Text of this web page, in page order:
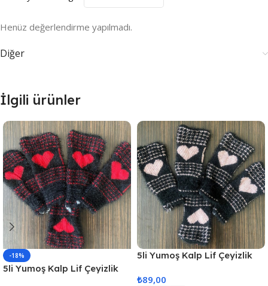
Henüz değerlendirme yapılmadı.
Diğer
İlgili ürünler
-18%
5li Yumoş Kalp Lif Çeyizlik
5li Yumoş Kalp Lif Çeyizlik
₺89,00